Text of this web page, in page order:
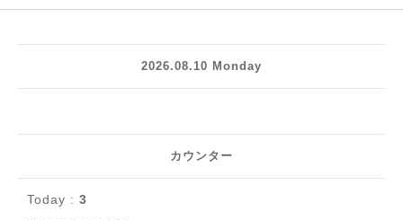
2026.08.10 Monday
カウンター
Today : 3